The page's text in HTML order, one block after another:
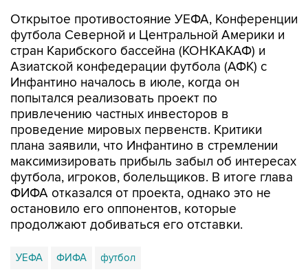
Открытое противостояние УЕФА, Конференции
футбола Северной и Центральной Америки и
стран Карибского бассейна (КОНКАКАФ) и
Азиатской конфедерации футбола (АФК) с
Инфантино началось в июле, когда он
попытался реализовать проект по
привлечению частных инвесторов в
проведение мировых первенств. Критики
плана заявили, что Инфантино в стремлении
максимизировать прибыль забыл об интересах
футбола, игроков, болельщиков. В итоге глава
ФИФА отказался от проекта, однако это не
остановило его оппонентов, которые
продолжают добиваться его отставки.
УЕФА ФИФА футбол